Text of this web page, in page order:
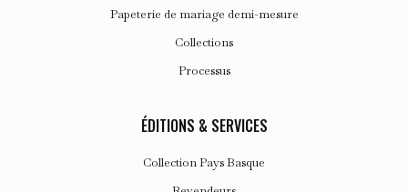
Papeterie de mariage demi-mesure
Collections
Processus
ÉDITIONS & SERVICES
Collection Pays Basque